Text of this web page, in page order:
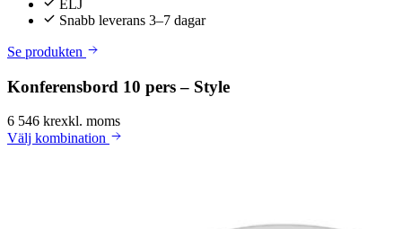
ELJ
Snabb leverans 3–7 dagar
Se produkten
Konferensbord 10 pers – Style
6 546 krexkl. moms
Välj kombination